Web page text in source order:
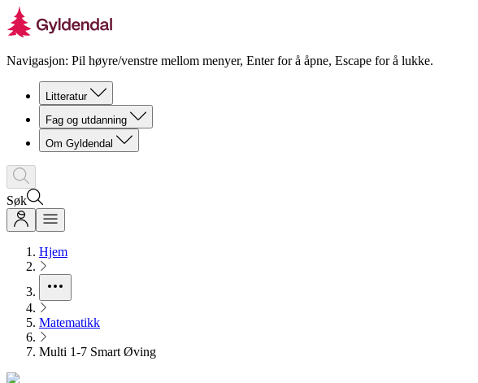
Navigasjon: Pil høyre/venstre mellom menyer, Enter for å åpne, Escape for å lukke.
Litteratur
Fag og utdanning
Om Gyldendal
Søk
Hjem
Matematikk
Multi 1-7 Smart Øving